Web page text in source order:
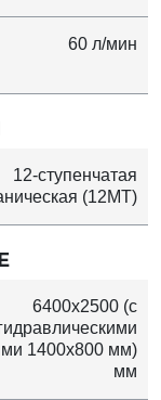
60 л/мин
12-ступенчатая
(12MT)
6400x2500 (с
1400x800 мм)
мм